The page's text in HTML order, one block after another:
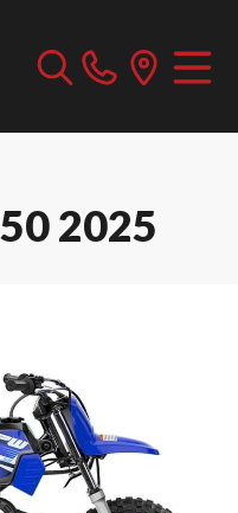
2025